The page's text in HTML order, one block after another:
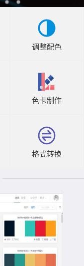
调整配色
色卡制作
格式转换